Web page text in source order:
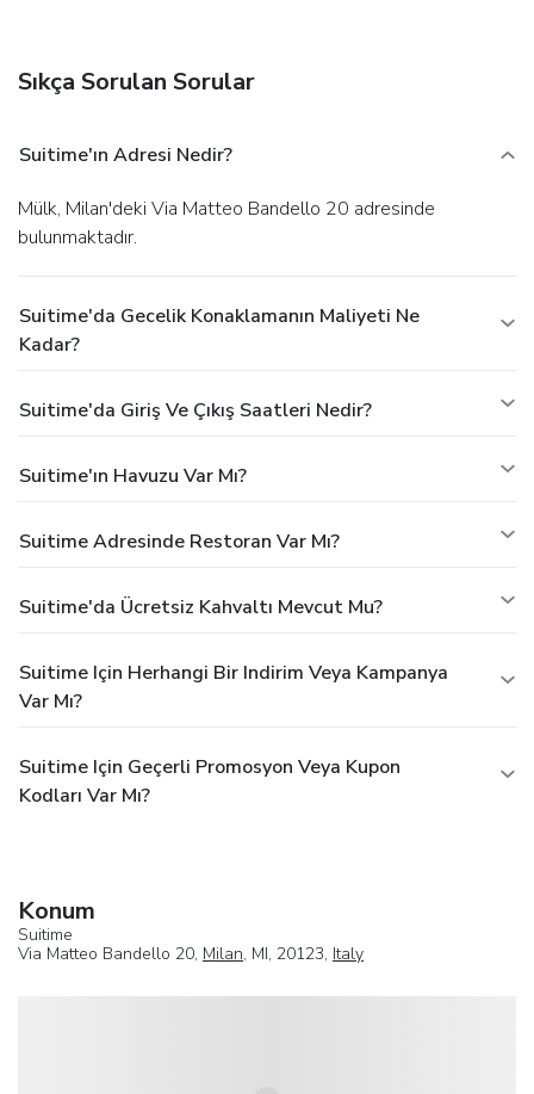
Sıkça Sorulan Sorular
Suitime'ın Adresi Nedir?
Mülk, Milan'deki Via Matteo Bandello 20 adresinde
bulunmaktadır.
Suitime'da Gecelik Konaklamanın Maliyeti Ne
Kadar?
Suitime'da Giriş Ve Çıkış Saatleri Nedir?
Suitime'ın Havuzu Var Mı?
Suitime Adresinde Restoran Var Mı?
Suitime'da Ücretsiz Kahvaltı Mevcut Mu?
Suitime Için Herhangi Bir Indirim Veya Kampanya
Var Mı?
Suitime Için Geçerli Promosyon Veya Kupon
Kodları Var Mı?
Konum
Suitime
Via Matteo Bandello 20, Milan, MI, 20123, Italy